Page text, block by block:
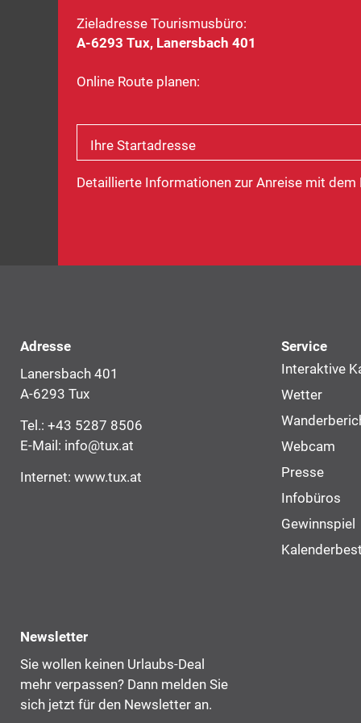
Zieladresse Tourismusbüro:
A-6293 Tux, Lanersbach 401
Online Route planen:
Ihre Startadresse
Detaillierte Informationen zur Anreise mit dem
Adresse
Lanersbach 401
A-6293 Tux
Tel.: +43 5287 8506
E-Mail: info@tux.at
Internet: www.tux.at
Service
Navigation
Service
Interaktive
Wetter
Webcam
Presse
Infobüros
Gewinnspiel
Newsletter
Sie wollen keinen Urlaubs-Deal
mehr verpassen? Dann melden Sie
sich jetzt für den Newsletter an.